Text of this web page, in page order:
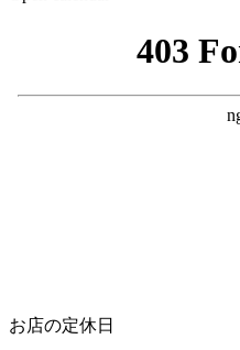
お店の定休日